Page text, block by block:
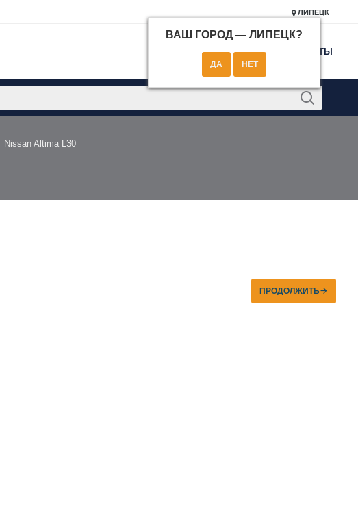
ЛИПЕЦК
ВАШ ГОРОД — ЛИПЕЦК?
КОНТАКТЫ
Nissan Altima L30
ПРОДОЛЖИТЬ